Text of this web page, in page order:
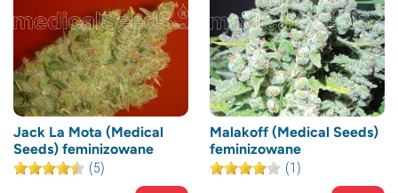
Jack La Mota (Medical
Seeds) feminizowane
(5)
Malakoff (Medical Seeds)
feminizowane
(1)